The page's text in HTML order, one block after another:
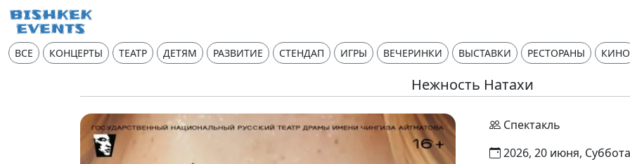
ВСЕ КОНЦЕРТЫ ТЕАТР ДЕТЯМ РАЗВИТИЕ СТЕНДАП ИГРЫ ВЕЧЕРИНКИ ВЫСТАВКИ РЕСТОРАНЫ КИНО
Нежность Натахи
Спектакль
2026, 20 июня,